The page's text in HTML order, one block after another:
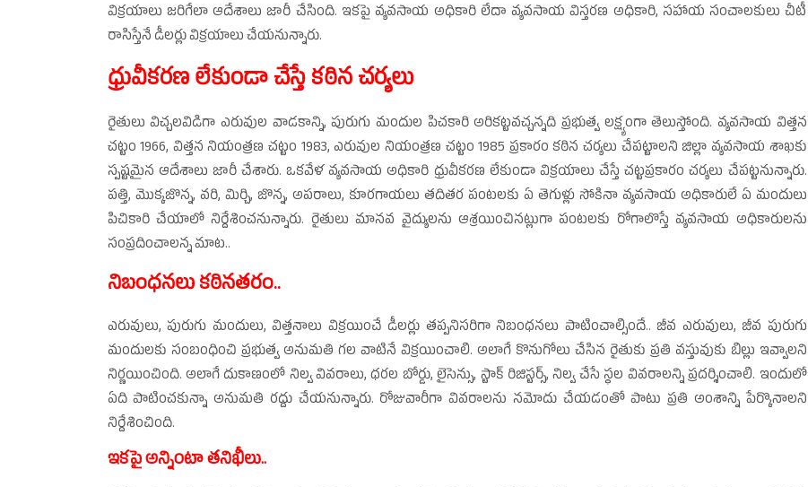
విక్రయాలు జరిగేలా ఆదేశాలు జారీ చేసింది. ఇకపై వ్యవసాయ అధికారి లేదా వ్యవసాయ విస్తరణ అధికారి, సహాయ సంచాలకులు చీటీ
రాసిస్తేనే డీలర్లు విక్రయాలు చేయనున్నారు.
ధ్రువీకరణ లేకుండా చేస్తే కఠిన చర్యలు
రైతులు విచ్చలవిడిగా ఎరువుల వాడకాన్ని, పురుగు మందుల పిచకారి అరికట్టవచ్చన్నది ప్రభుత్వ లక్ష్యంగా తెలుస్తోంది. వ్యవసాయ విత్తన
చట్టం 1966, విత్తన నియంత్రణ చట్టం 1983, ఎరువుల నియంత్రణ చట్టం 1985 ప్రకారం కఠిన చర్యలు చేపట్టాలని జిల్లా వ్యవసాయ శాఖకు
స్పష్టమైన ఆదేశాలు జారీ చేశారు. ఒకవేళ వ్యవసాయ అధికారి ధ్రువీకరణ లేకుండా విక్రయాలు చేస్తే చట్టప్రకారం చర్యలు చేపట్టనున్నారు.
పత్తి, మొక్కజొన్న, వరి, మిర్చి, జొన్న, అపరాలు, కూరగాయలు తదితర పంటలకు ఏ తెగుళ్లు సోకినా వ్యవసాయ అధికారులే ఏ మందులు
పిచికారి చేయాలో నిర్దేశించనున్నారు. రైతులు మానవ వైద్యులను ఆశ్రయించినట్లుగా పంటలకు రోగాలొస్తే వ్యవసాయ అధికారులను
సంప్రదించాలన్న మాట..
నిబంధనలు కఠినతరం..
ఎరువులు, పురుగు మందులు, విత్తనాలు విక్రయించే డీలర్లు తప్పనిసరిగా నిబంధనలు పాటించాల్సిందే.. జీవ ఎరువులు, జీవ పురుగు
మందులకు సంబంధించి ప్రభుత్వ అనుమతి గల వాటినే విక్రయించాలి. అలాగే కొనుగోలు చేసిన రైతుకు ప్రతి వస్తువుకు బిల్లు ఇవ్వాలని
నిర్ణయించింది. అలాగే దుకాణంలో నిల్వ వివరాలు, ధరల బోర్డు, లైసెన్సు, స్టాక్‌ రిజిస్టర్స్‌, నిల్వ చేసే స్థల వివరాలన్ని ప్రదర్శించాలి. ఇందులో
ఏది పాటించకున్నా అనుమతి రద్దు చేయనున్నారు. రోజువారీగా వివరాలను నమోదు చేయడంతో పాటు ప్రతి అంశాన్ని పేర్కొనాలని
నిర్దేశించింది.
ఇకపై అన్నింటా తనిఖీలు..